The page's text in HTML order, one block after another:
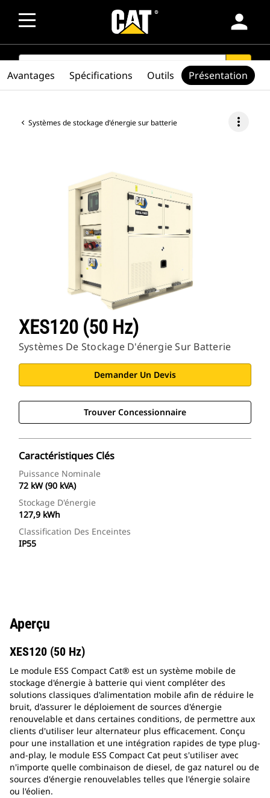
person
SEARCH search
Systèmes de stockage d'énergie sur batterie more_vert
XES120 (50 Hz)
Systèmes De Stockage D'énergie Sur Batterie
Demander Un Devis
Trouver Concessionnaire
Caractéristiques Clés
Puissance Nominale
72 kW (90 kVA)
Stockage D'énergie
127,9 kWh
Classification Des Enceintes
IP55
Avantages Spécifications Outils Présentation
Aperçu
XES120 (50 Hz)
Le module ESS Compact Cat® est un système mobile de
stockage d'énergie à batterie qui vient compléter des
solutions classiques d'alimentation mobile afin de réduire le
bruit, d'assurer le déploiement de sources d'énergie
renouvelable et dans certaines conditions, de permettre aux
clients d'utiliser leur alternateur plus efficacement. Conçu
pour une installation et une intégration rapides de type plug-
and-play, le module ESS Compact Cat peut s'utiliser avec
n'importe quelle combinaison de diesel, de gaz naturel ou de
sources d'énergie renouvelables telles que l'énergie solaire
ou l'éolien.